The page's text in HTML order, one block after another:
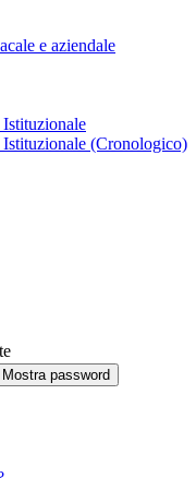
e aziendale
(Cronologico)
Mostra password